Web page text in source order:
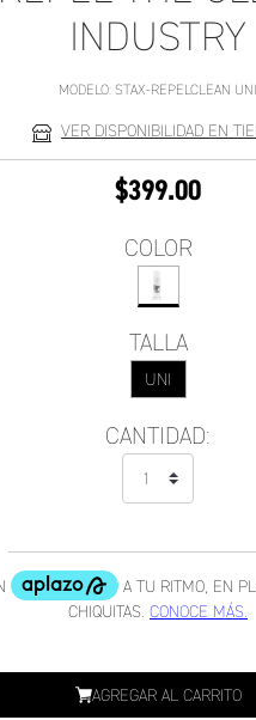
INDUSTRY
MODELO: STAX-REPELCLEAN UNI
VER DISPONIBILIDAD EN
$399.00
COLOR
TALLA
UNI
CANTIDAD:
AGREGAR AL CARRITO